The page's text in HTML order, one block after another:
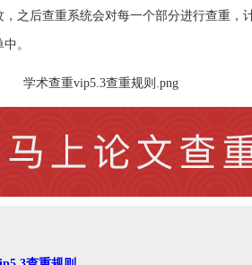
之后查重系统会对每一个部分进行查重，
。